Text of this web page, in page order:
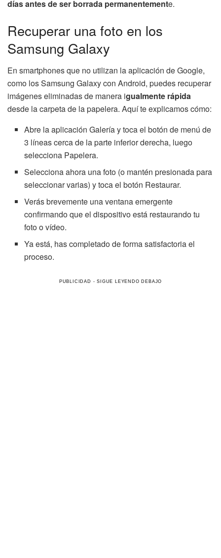
días antes de ser borrada permanentemente.
Recuperar una foto en los
Samsung Galaxy
En smartphones que no utilizan la aplicación de Google,
como los Samsung Galaxy con Android, puedes recuperar
imágenes eliminadas de manera igualmente rápida
desde la carpeta de la papelera. Aquí te explicamos cómo:
Abre la aplicación Galería y toca el botón de menú de
3 líneas cerca de la parte inferior derecha, luego
selecciona Papelera.
Selecciona ahora una foto (o mantén presionada para
seleccionar varias) y toca el botón Restaurar.
Verás brevemente una ventana emergente
confirmando que el dispositivo está restaurando tu
foto o vídeo.
Ya está, has completado de forma satisfactoria el
proceso.